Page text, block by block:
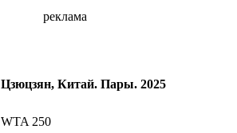
реклама
Цзюцзян, Китай. Пары. 2025
WTA 250